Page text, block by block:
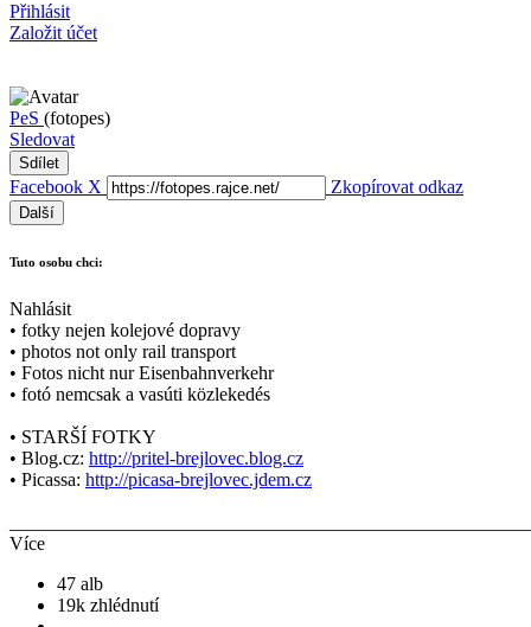
Přihlásit
Založit účet
PeS (fotopes)
Sledovat
Sdílet
Facebook X Zkopírovat odkaz
Další
Tuto osobu chci:
Nahlásit
• fotky nejen kolejové dopravy
• photos not only rail transport
• Fotos nicht nur Eisenbahnverkehr
• fotó nemcsak a vasúti közlekedés
• STARŠÍ FOTKY
• Blog.cz: http://pritel-brejlovec.blog.cz
• Picassa: http://picasa-brejlovec.jdem.cz
Více
47 alb
19k zhlédnutí